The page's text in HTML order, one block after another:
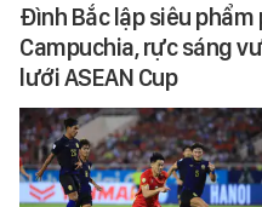
Đình Bắc lập siêu
Campuchia, rực sáng
lưới ASEAN Cup